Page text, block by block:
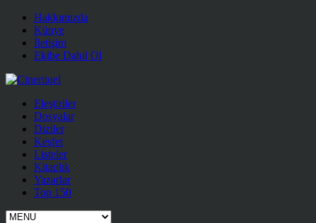
Hakkımızda
Künye
İletişim
Ekibe Dahil Ol
Eleştiriler
Dosyalar
Diziler
Keşfet
Listeler
Kitaplık
Yazarlar
Top 150